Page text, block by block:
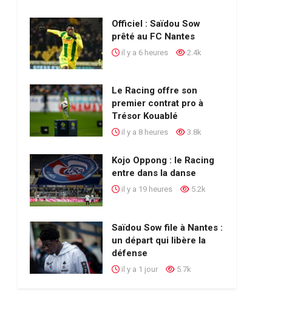
Officiel : Saïdou Sow
prêté au FC Nantes
il y a 6 heures 2.4k
Le Racing offre son
premier contrat pro à
Trésor Kouablé
il y a 8 heures 3.8k
Kojo Oppong : le Racing
entre dans la danse
il y a 19 heures 5.2k
Saïdou Sow file à Nantes :
un départ qui libère la
défense
il y a 1 jour 5.7k